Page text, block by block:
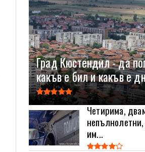
Град Кюстендил - да
какъв е бил и какъв е
Четирима,
им...